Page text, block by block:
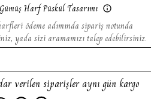
Harf Püskül Tasarımı
ödeme adımında sipariş notunda
yada sizi aramamızı talep edebilirsiniz.
verilen siparişler aynı gün kargo